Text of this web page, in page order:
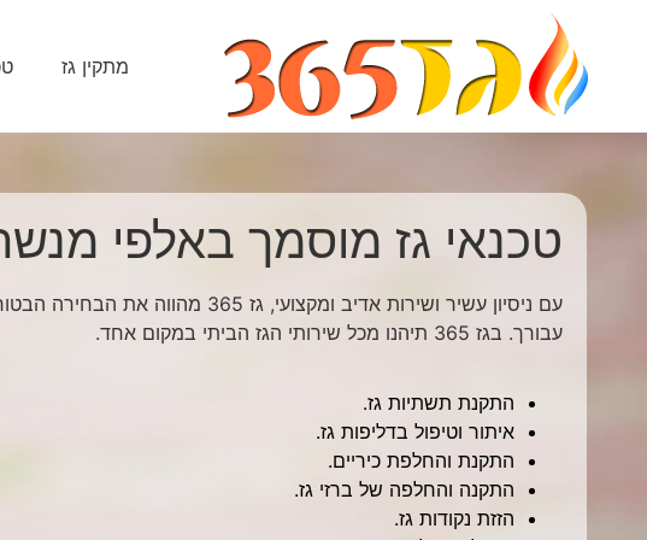
מתקין גז
טכנאי גז מוסמך באלפי
עם ניסיון עשיר ושירות אדיב ומקצועי, גז 365 מהווה את
עבורך. בגז 365 תיהנו מכל שירותי הגז הביתי במקום אחד.
התקנת תשתיות גז.
איתור וטיפול בדליפות גז.
התקנת והחלפת כיריים.
התקנה והחלפה של ברזי גז.
הזזת נקודות גז.